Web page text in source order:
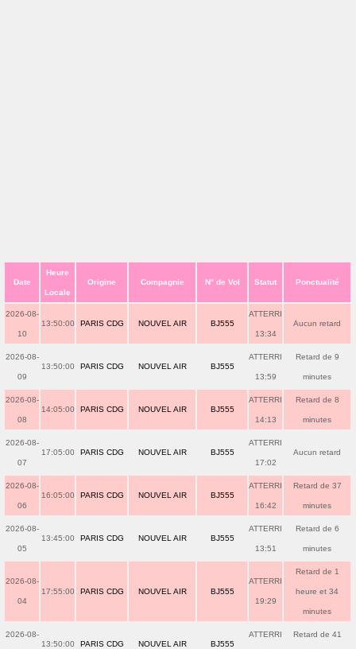
Date
Heure
Locale
Origine Compagnie N° de Vol Statut Ponctualité
2026-08-
10
13:50:00 PARIS CDG NOUVEL AIR BJ555
ATTERRI
13:34
Aucun retard
2026-08-
09
13:50:00 PARIS CDG NOUVEL AIR BJ555
ATTERRI
13:59
Retard de 9
minutes
2026-08-
08
14:05:00 PARIS CDG NOUVEL AIR BJ555
ATTERRI
14:13
Retard de 8
minutes
2026-08-
07
17:05:00 PARIS CDG NOUVEL AIR BJ555
ATTERRI
17:02
Aucun retard
2026-08-
06
16:05:00 PARIS CDG NOUVEL AIR BJ555
ATTERRI
16:42
Retard de 37
minutes
2026-08-
05
13:45:00 PARIS CDG NOUVEL AIR BJ555
ATTERRI
13:51
Retard de 6
minutes
2026-08-
04
17:55:00 PARIS CDG NOUVEL AIR BJ555
ATTERRI
19:29
Retard de 1
heure et 34
minutes
2026-08-
13:50:00 PARIS CDG NOUVEL AIR BJ555
ATTERRI Retard de 41